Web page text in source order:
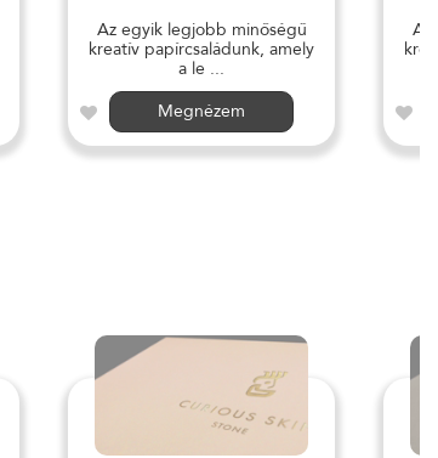
Az egyik legjobb minőségű
kreatív papírcsaládunk, amely
a le ...
Megnézem
Az